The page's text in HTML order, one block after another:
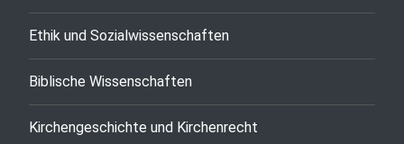
Ethik und Sozialwissenschaften
Biblische Wissenschaften
Kirchengeschichte und Kirchenrecht